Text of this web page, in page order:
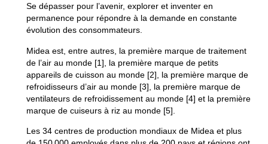
Se dépasser pour l’avenir, explorer et inventer en
permanence pour répondre à la demande en constante
évolution des consommateurs.
Midea est, entre autres, la première marque de traitement
de l’air au monde [1], la première marque de petits
appareils de cuisson au monde [2], la première marque de
refroidisseurs d’air au monde [3], la première marque de
ventilateurs de refroidissement au monde [4] et la première
marque de cuiseurs à riz au monde [5].
Les 34 centres de production mondiaux de Midea et plus